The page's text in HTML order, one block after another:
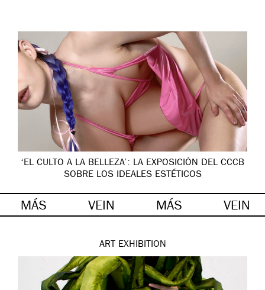
‘EL CULTO A LA BELLEZA’: LA EXPOSICIÓN DEL CCCB
SOBRE LOS IDEALES ESTÉTICOS
MÁS VEIN MÁS VEIN
ART EXHIBITION